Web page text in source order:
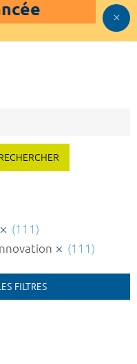
(111)
(111)
FILTRES